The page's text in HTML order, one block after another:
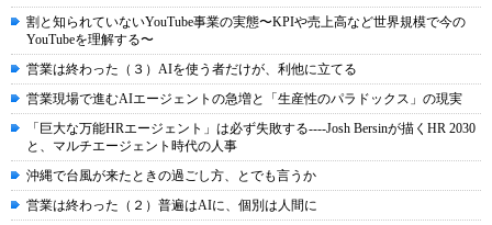
割と知られていないYouTube事業の実態〜KPIや売上高など世界規模で今の
YouTubeを理解する〜
営業は終わった（３）AIを使う者だけが、利他に立てる
営業現場で進むAIエージェントの急増と「生産性のパラドックス」の現実
「巨大な万能HRエージェント」は必ず失敗する----Josh Bersinが描くHR 2030
と、マルチエージェント時代の人事
沖縄で台風が来たときの過ごし方、とでも言うか
営業は終わった（２）普遍はAIに、個別は人間に